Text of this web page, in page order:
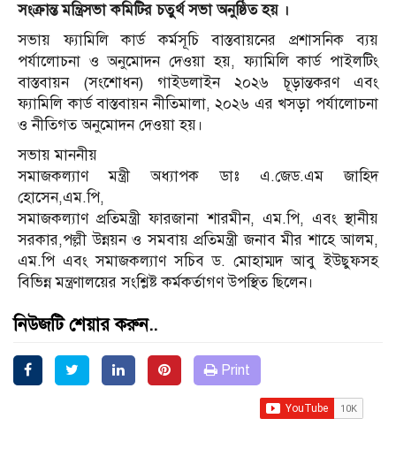
সংক্রান্ত মন্ত্রিসভা কমিটির চতুর্থ সভা অনুষ্ঠিত হয় ।
সভায় ফ্যামিলি কার্ড কর্মসূচি বাস্তবায়নের প্রশাসনিক ব্যয়
পর্যালোচনা ও অনুমোদন দেওয়া হয়, ফ্যামিলি কার্ড পাইলটিং
বাস্তবায়ন (সংশোধন) গাইডলাইন ২০২৬ চূড়ান্তকরণ এবং
ফ্যামিলি কার্ড বাস্তবায়ন নীতিমালা, ২০২৬ এর খসড়া পর্যালোচনা
ও নীতিগত অনুমোদন দেওয়া হয়।
সভায় মাননীয়
সমাজকল্যাণ মন্ত্রী অধ্যাপক ডাঃ এ.জেড.এম জাহিদ
হোসেন,এম.পি,
সমাজকল্যাণ প্রতিমন্ত্রী ফারজানা শারমীন, এম.পি, এবং স্থানীয়
সরকার,পল্লী উন্নয়ন ও সমবায় প্রতিমন্ত্রী জনাব মীর শাহে আলম,
এম.পি এবং সমাজকল্যাণ সচিব ড. মোহাম্মদ আবু ইউছুফসহ
বিভিন্ন মন্ত্রণালয়ের সংশ্লিষ্ট কর্মকর্তাগণ উপস্থিত ছিলেন।
নিউজটি শেয়ার করুন..
Print